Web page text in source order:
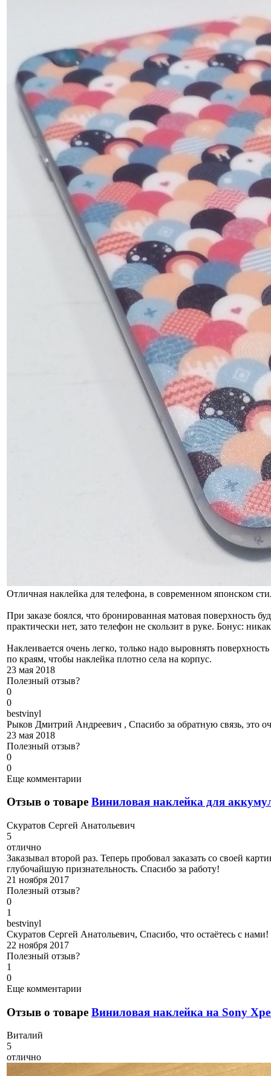
Отличная наклейка для телефона, в современном японском
При заказе боялся, что бронированная матовая поверхность
практически нет, зато телефон не скользит в руке. Бонус:
Наклеивается очень легко, только надо выровнять
по краям, чтобы наклейка плотно села на корпус.
23 мая 2018
Полезный отзыв?
0
0
bestvinyl
Рыков Дмитрий Андреевич , Спасибо за обратную связь, это
23 мая 2018
Полезный отзыв?
0
0
Еще комментарии
Отзыв о товаре Виниловая наклейка для
Скуратов Сергей Анатольевич
5
отлично
Заказывал второй раз. Теперь пробовал заказать со своей
глубочайшую признательность. Спасибо за работу!
21 ноября 2017
Полезный отзыв?
0
1
bestvinyl
Скуратов Сергей Анатольевич, Спасибо, что остаётесь с
22 ноября 2017
Полезный отзыв?
1
0
Еще комментарии
Отзыв о товаре Виниловая наклейка на Sony
Виталий
5
отлично